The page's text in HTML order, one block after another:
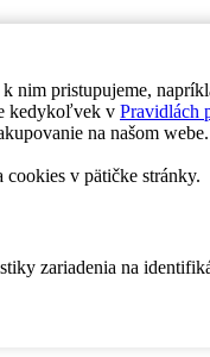
nim pristupujeme,
kedykoľvek v Pravidlách
na našom webe.
cookies v pätičke stránky.
zariadenia na